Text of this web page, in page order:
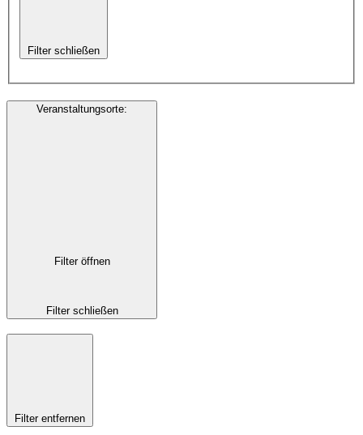
Filter schließen
Veranstaltungsorte:
Filter öffnen
Filter schließen
Filter entfernen